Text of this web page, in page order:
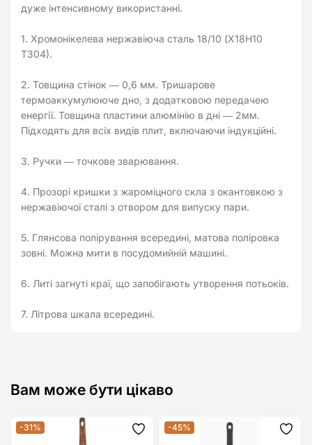
дуже інтенсивному використанні.
1. Хромонікелева нержавіюча сталь 18/10 (Х18Н10
Т304).
2. Товщина стінок ― 0,6 мм. Тришарове
термоаккумулююче дно, з додатковою передачею
енергії. Товщина пластини алюмінію в дні ― 2мм.
Підходять для всіх видів плит, включаючи індукційні.
3. Ручки ― точкове зварювання.
4. Прозорі кришки з жароміцного скла з окантовкою з
нержавіючої сталі з отвором для випуску пари.
5. Глянсова полірування всередині, матова поліровка
зовні. Можна мити в посудомийній машині.
6. Литі загнуті краї, що запобігають утворення потьоків.
7. Літрова шкала всередині.
Вам може бути цікаво
-31% Додати-45%